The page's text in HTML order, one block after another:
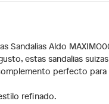
Sandalias Aldo
estas sandalias
perfecto
refinado.